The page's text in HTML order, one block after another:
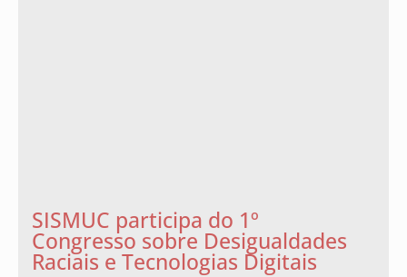
SISMUC participa do 1º
Congresso sobre Desigualdades
Raciais e Tecnologias Digitais